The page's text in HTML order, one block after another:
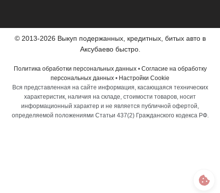
© 2013-2026 Выкуп подержанных, кредитных, битых авто в
Аксубаево быстро.
Политика обработки персональных данных• Согласие на обработку
персональных данных • Настройки Cookie
Вся представленная на сайте информация, касающаяся технических
характеристик, наличия на складе, стоимости товаров, носит
информационный характер и не является публичной офертой,
определяемой положениями Статьи 437(2) Гражданского кодекса РФ.